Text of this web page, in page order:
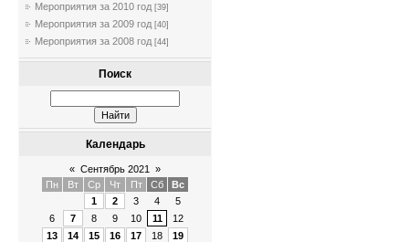
Мероприятия за 2010 год [39]
Мероприятия за 2009 год [40]
Мероприятия за 2008 год [44]
Поиск
Календарь
« Сентябрь 2021
»
Пн
Вт Ср Чт Пт Сб
Вс
1
2 3 4
5
6
7 8 9 10 11
12
13
14 15 16 17 18
19